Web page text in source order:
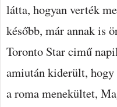
látta, hogyan verték
később, már annak is
Toronto Star cimű
amiután kiderült, hogy
a roma menekültet,